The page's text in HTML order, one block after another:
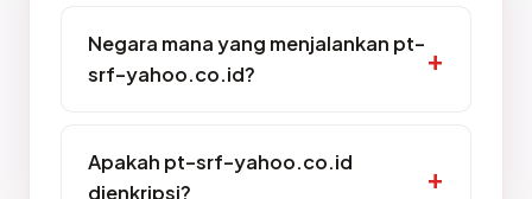
Negara mana yang menjalankan pt-
srf-yahoo.co.id?
Apakah pt-srf-yahoo.co.id
dienkripsi?